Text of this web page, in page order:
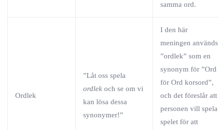
samma ord.
Ordlek
”Låt oss spela
ordlek och se om vi
kan lösa dessa
synonymer!”
I den här
meningen används
”ordlek” som en
synonym för ”Ord
för Ord korsord”,
och det föreslår att
personen vill spela
spelet för att